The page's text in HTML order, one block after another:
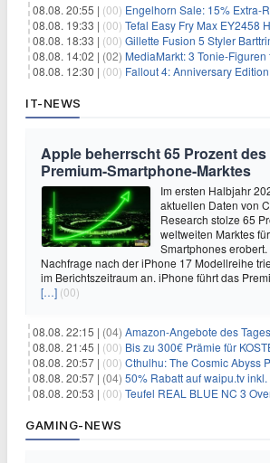
08.08. 20:55 | (00) Engelhorn Sale: 15% Extra-Rabatt on
08.08. 19:33 | (00) Tefal Easy Fry Max EY2458
08.08. 18:33 | (00) Gillette Fusion 5 Styler Barttrimmer
08.08. 14:02 | (02) MediaMarkt: 3 Tonie-Figuren
08.08. 12:30 | (00) Fallout 4: Anniversary
IT-NEWS
Apple beherrscht 65 Prozent
Premium-Smartphone-Marktes
Im ersten Halbjahr
aktuellen Daten von
Research stolze 65
weltweiten Marktes
Smartphones
Nachfrage nach der iPhone 17 Modellreihe
im Berichtszeitraum an. iPhone führt das
[…] (00)
08.08. 22:15 | (04) Amazon-Angebote des Tages – jeden
08.08. 21:45 | (00) Bis zu 300€ Prämie für KOSTENLOSES Girokonto bei
08.08. 20:57 | (00) Cthulhu: The Cosmic Abyss PS5-
08.08. 20:57 | (04) 50% Rabatt auf waipu.tv inkl. Netflix –
08.08. 20:53 | (00) Teufel REAL BLUE NC 3 Over-Ear-
GAMING-NEWS